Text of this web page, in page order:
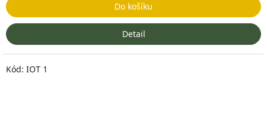
Do košíku
Detail
Kód: IOT 1